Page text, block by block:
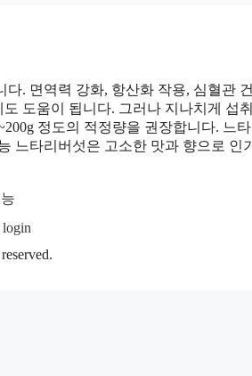
. 면역력 강화, 항산화 작용, 심혈관 건
도움이 됩니다. 그러나 지나치게 섭취
정도의 적정량을 권장합니다. 느타
느타리버섯은 고소한 맛과 향으로 인기
login